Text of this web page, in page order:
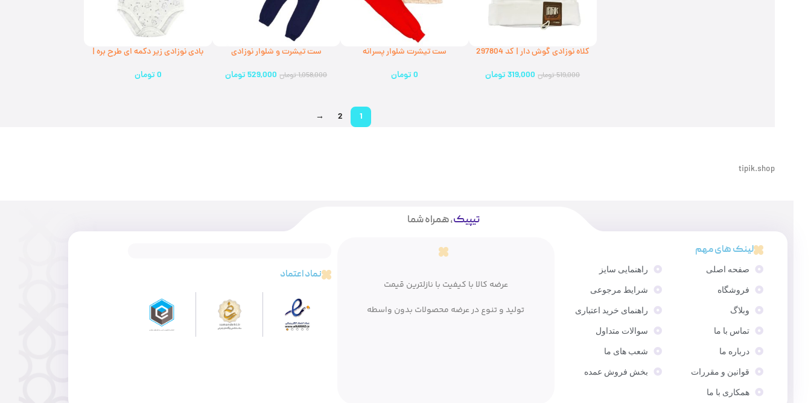
کلاه نوزادی گوش دار | کد 297804
519,000تومان 319,000تومان
ست تیشرت شلوار پسرانه
0تومان
ست تیشرت و شلوار نوزادی
1,058,000تومان 529,000تومان
بادی نوزادی زیر دکمه ای طرح بره |
0تومان
1
2
→
tipik.shop
تیپیک، همراه شما
لینک های مهم
صفحه اصلی
فروشگاه
وبلاگ
تماس با ما
درباره ما
قوانین و مقررات
همکاری با ما
راهنمایی سایز
شرایط مرجوعی
راهنمای خرید اعتباری
سوالات متداول
شعب های ما
بخش فروش عمده
عرضه کالا با کیفیت با نازلترین قیمت
تولید و تنوع در عرضه محصولات بدون واسطه
نماد اعتماد